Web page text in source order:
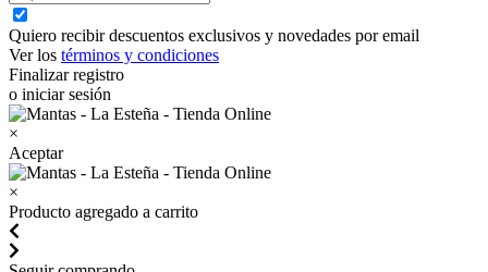
Quiero recibir descuentos exclusivos y novedades por email
Ver los términos y condiciones
Finalizar registro
o iniciar sesión
×
Aceptar
×
Producto agregado a carrito